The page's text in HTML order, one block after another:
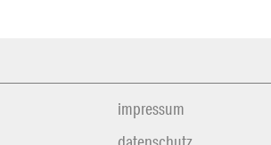
impressum